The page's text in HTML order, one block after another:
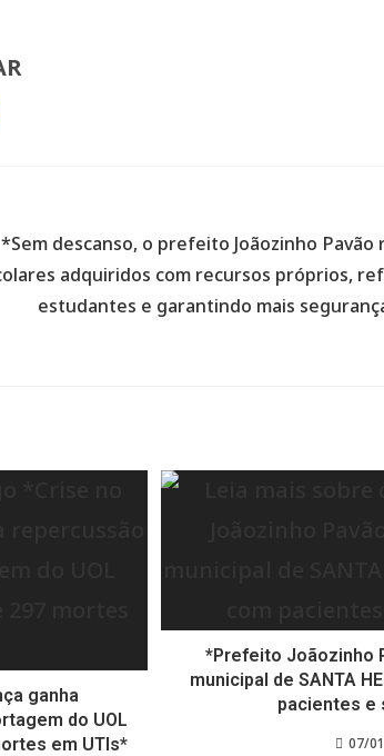
*Sem descanso, o prefeito Joãozinho Pavão
adquiridos com recursos próprios,
estudantes e garantindo mais
ganha
do UOL
em UTIs*
*Prefeito Joãozinho
municipal de SANTA
pacientes e
07/